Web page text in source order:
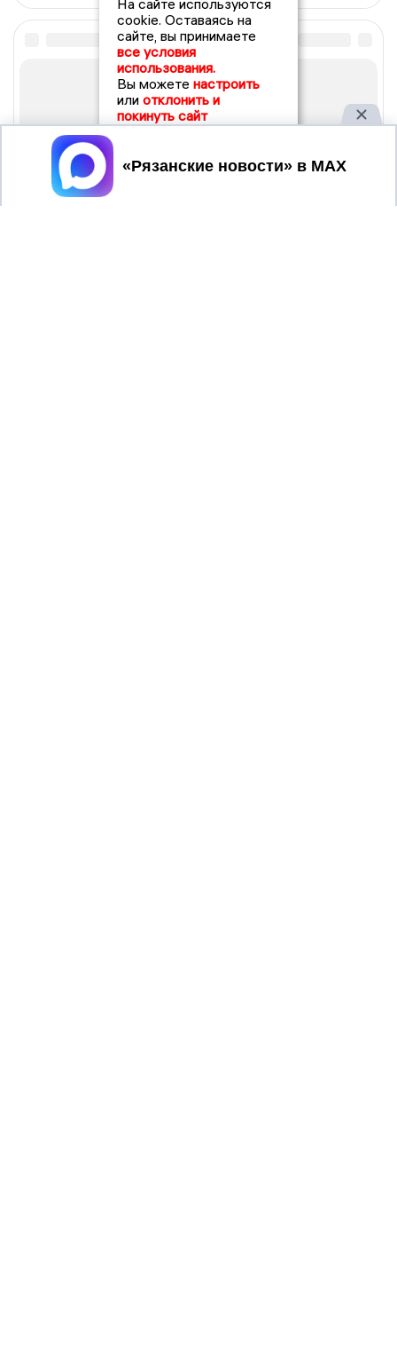
На сайте используются
cookie. Оставаясь на
сайте, вы принимаете
все условия
использования.
Вы можете настроить
или отклонить и
покинуть сайт
Принять